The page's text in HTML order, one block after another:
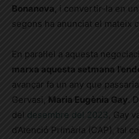
Bonanova, i convertir-la en
segons ha anunciat el mateix
En paral·lel a aquesta
marxa aquesta setmana
avançar fa un any que
Gervasi,
Maria Eugènia Gay.
del desembre del 2023 , Gay
d’Atenció Primària (CAP), tal